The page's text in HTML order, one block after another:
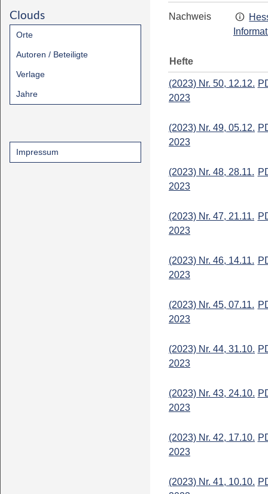
Clouds
Orte
Autoren / Beteiligte
Verlage
Jahre
Impressum
Nachweis
Hefte
(2023) Nr. 50, 12.12.
2023
(2023) Nr. 49, 05.12.
2023
(2023) Nr. 48, 28.11.
2023
(2023) Nr. 47, 21.11.
2023
(2023) Nr. 46, 14.11.
2023
(2023) Nr. 45, 07.11.
2023
(2023) Nr. 44, 31.10.
2023
(2023) Nr. 43, 24.10.
2023
(2023) Nr. 42, 17.10.
2023
(2023) Nr. 41, 10.10.